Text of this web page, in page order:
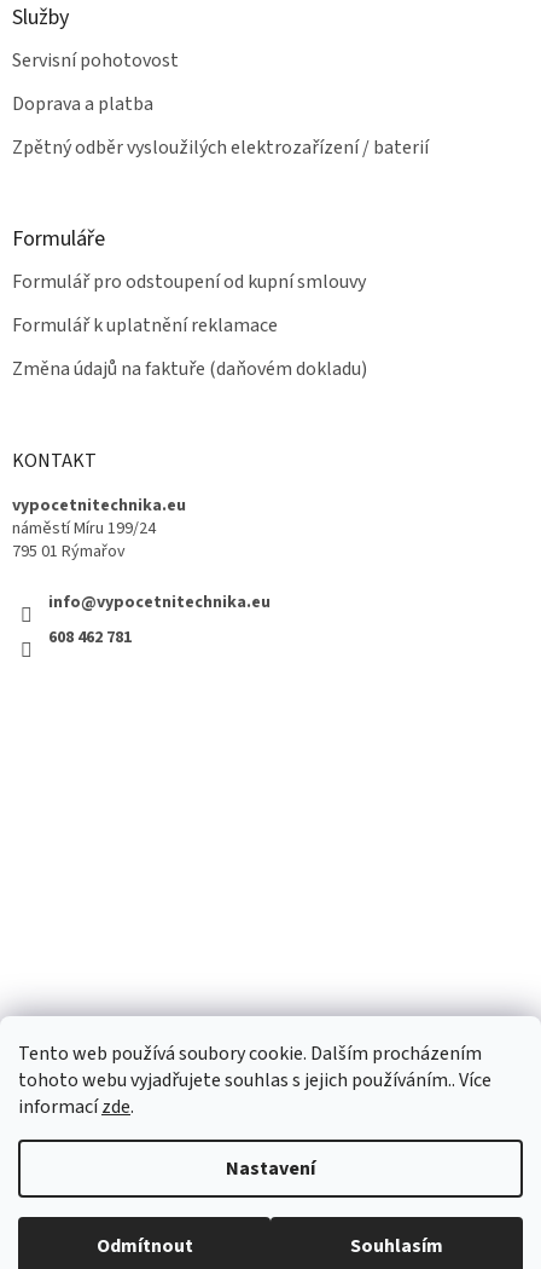
Tento web používá soubory cookie. Dalším procházením
tohoto webu vyjadřujete souhlas s jejich používáním.. Více
informacízde.
Nastavení
Odmítnout Souhlasím
Služby
Servisní pohotovost
Doprava a platba
Zpětný odběr vysloužilých elektrozařízení / baterií
Formuláře
Formulář pro odstoupení od kupní smlouvy
Formulář k uplatnění reklamace
Změna údajů na faktuře (daňovém dokladu)
KONTAKT
vypocetnitechnika.eu
náměstí Míru 199/24
795 01 Rýmařov
info@vypocetnitechnika.eu
608 462 781
Copyright 2026vypocetnitechnika.eu. Všechna práva vyhrazena.
Upravit nastavení cookies